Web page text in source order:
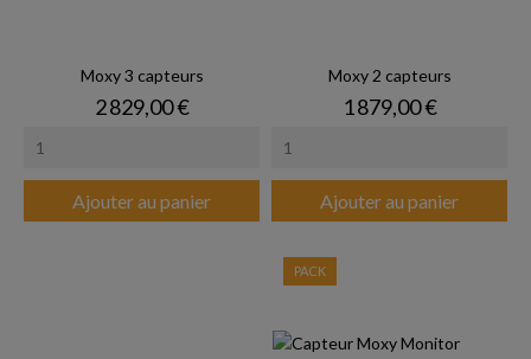
Moxy 3 capteurs
Prix
2 829,00 €
Ajouter au panier
Moxy 2 capteurs
Prix
1 879,00 €
Ajouter au panier
PACK